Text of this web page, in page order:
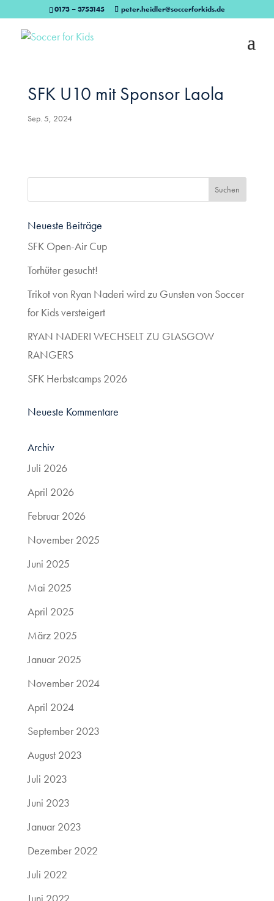
0173 – 3753145 peter.heidler@soccerforkids.de
SFK U10 mit Sponsor Laola
Sep. 5, 2024
Neueste Beiträge
SFK Open-Air Cup
Torhüter gesucht!
Trikot von Ryan Naderi wird zu Gunsten von Soccer
for Kids versteigert
RYAN NADERI WECHSELT ZU GLASGOW
RANGERS
SFK Herbstcamps 2026
Neueste Kommentare
Archiv
Juli 2026
April 2026
Februar 2026
November 2025
Juni 2025
Mai 2025
April 2025
März 2025
Januar 2025
November 2024
April 2024
September 2023
August 2023
Juli 2023
Juni 2023
Januar 2023
Dezember 2022
Juli 2022